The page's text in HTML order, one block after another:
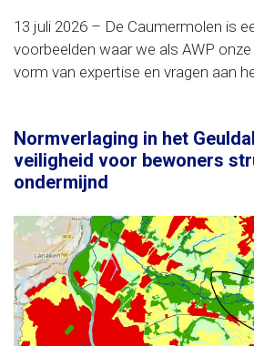
13 juli 2026 – De Caumermolen is
voorbeelden waar we als AWP
vorm van expertise en vragen aan
Normverlaging in het
veiligheid voor bewoners
ondermijnd